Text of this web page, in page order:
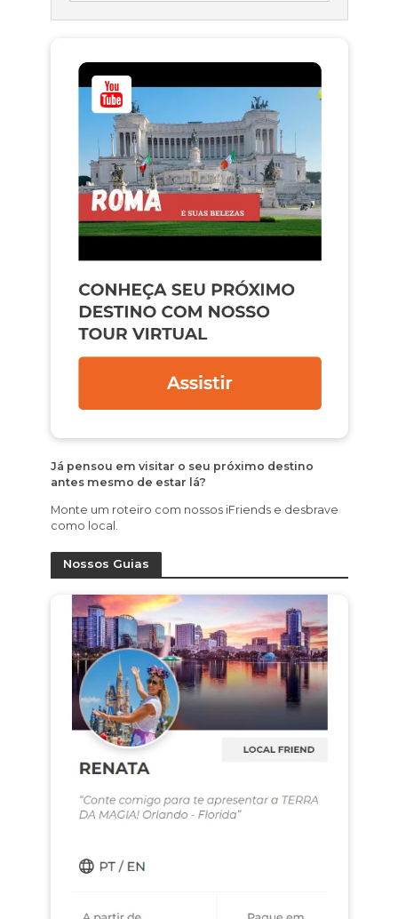
Já pensou em visitar o seu próximo destino
antes mesmo de estar lá?
Monte um roteiro com nossos iFriends e desbrave
como local.
Nossos Guias